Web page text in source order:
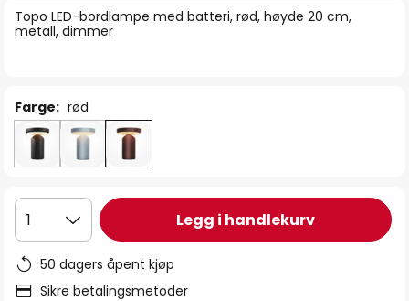
bildegalleri
Topo LED-bordlampe med batteri, rød, høyde 20 cm,
metall, dimmer
Farge: rød
1 Legg i handlekurv
50 dagers åpent kjøp
Sikre betalingsmetoder